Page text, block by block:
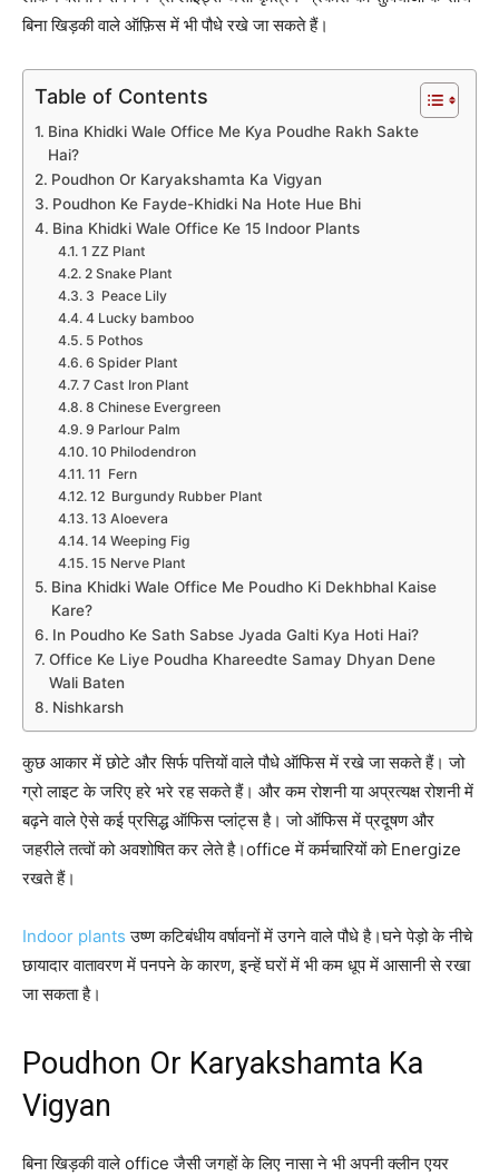
बिना खिड़की वाले ऑफ़िस में भी पौधे रखे जा सकते हैं।
Table of Contents
Bina Khidki Wale Office Me Kya Poudhe Rakh Sakte
Hai?
Poudhon Or Karyakshamta Ka Vigyan
Poudhon Ke Fayde-Khidki Na Hote Hue Bhi
Bina Khidki Wale Office Ke 15 Indoor Plants
1 ZZ Plant
2 Snake Plant
3 Peace Lily
4 Lucky bamboo
5 Pothos
6 Spider Plant
7 Cast Iron Plant
8 Chinese Evergreen
9 Parlour Palm
10 Philodendron
11 Fern
12 Burgundy Rubber Plant
13 Aloevera
14 Weeping Fig
15 Nerve Plant
Bina Khidki Wale Office Me Poudho Ki Dekhbhal Kaise
Kare?
In Poudho Ke Sath Sabse Jyada Galti Kya Hoti Hai?
Office Ke Liye Poudha Khareedte Samay Dhyan Dene
Wali Baten
Nishkarsh
कुछ आकार में छोटे और सिर्फ पत्तियों वाले पौधे ऑफिस में रखे जा सकते हैं। जो
ग्रो लाइट के जरिए हरे भरे रह सकते हैं। और कम रोशनी या अप्रत्यक्ष रोशनी में
बढ़ने वाले ऐसे कई प्रसिद्ध ऑफिस प्लांट्स है। जो ऑफिस में प्रदूषण और
जहरीले तत्वों को अवशोषित कर लेते है।office में कर्मचारियों को Energize
रखते हैं।
Indoor plantsउष्ण कटिबंधीय वर्षावनों में उगने वाले पौधे है।घने पेड़ो के नीचे
छायादार वातावरण में पनपने के कारण, इन्हें घरों में भी कम धूप में आसानी से रखा
जा सकता है।
Poudhon Or Karyakshamta Ka
Vigyan
बिना खिड़की वाले office जैसी जगहों के लिए नासा ने भी अपनी क्लीन एयर